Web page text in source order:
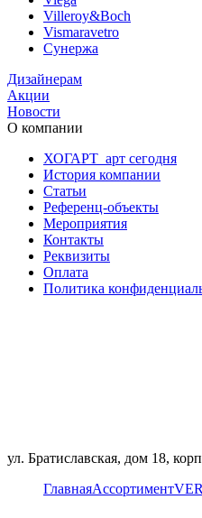
Villeroy&Boch
Vismaravetro
Сунержа
Дизайнерам
Акции
Новости
О компании
ХОГАРТ_арт сегодня
История компании
Статьи
Референц-объекты
Мероприятия
Контакты
Реквизиты
Оплата
Политика
ул. Братиславская, дом 18,
ГлавнаяАссортимент